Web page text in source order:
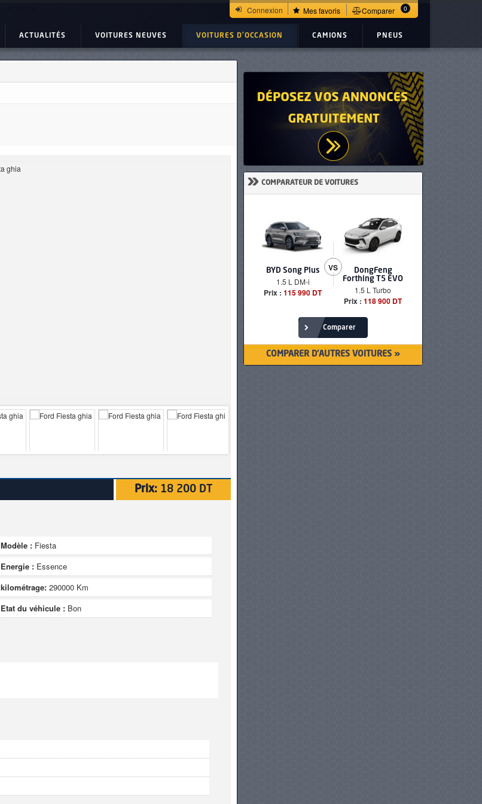
Connexion Mes favoris Comparer 0
ACTUALITÉS VOITURES NEUVES VOITURES D'OCCASION CAMIONS PNEUS
Prix: 18 200 DT
Modèle : Fiesta
Energie : Essence
kilométrage: 290000 Km
Etat du véhicule : Bon
» COMPARATEUR DE VOITURES
BYD Song Plus
1.5 L DM-i
Prix : 115 990 DT
VS
DongFeng
Forthing T5 EVO
1.5 L Turbo
Prix : 118 900 DT
Comparer
COMPARER D'AUTRES VOITURES »